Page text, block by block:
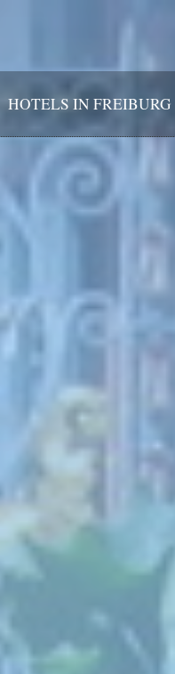
HOTELS IN FREIBURG